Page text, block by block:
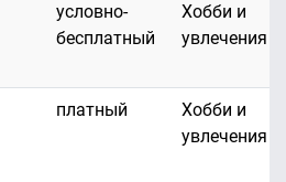
условно-
бесплатный
Хобби и
увлечения
платный
Хобби и
увлечения